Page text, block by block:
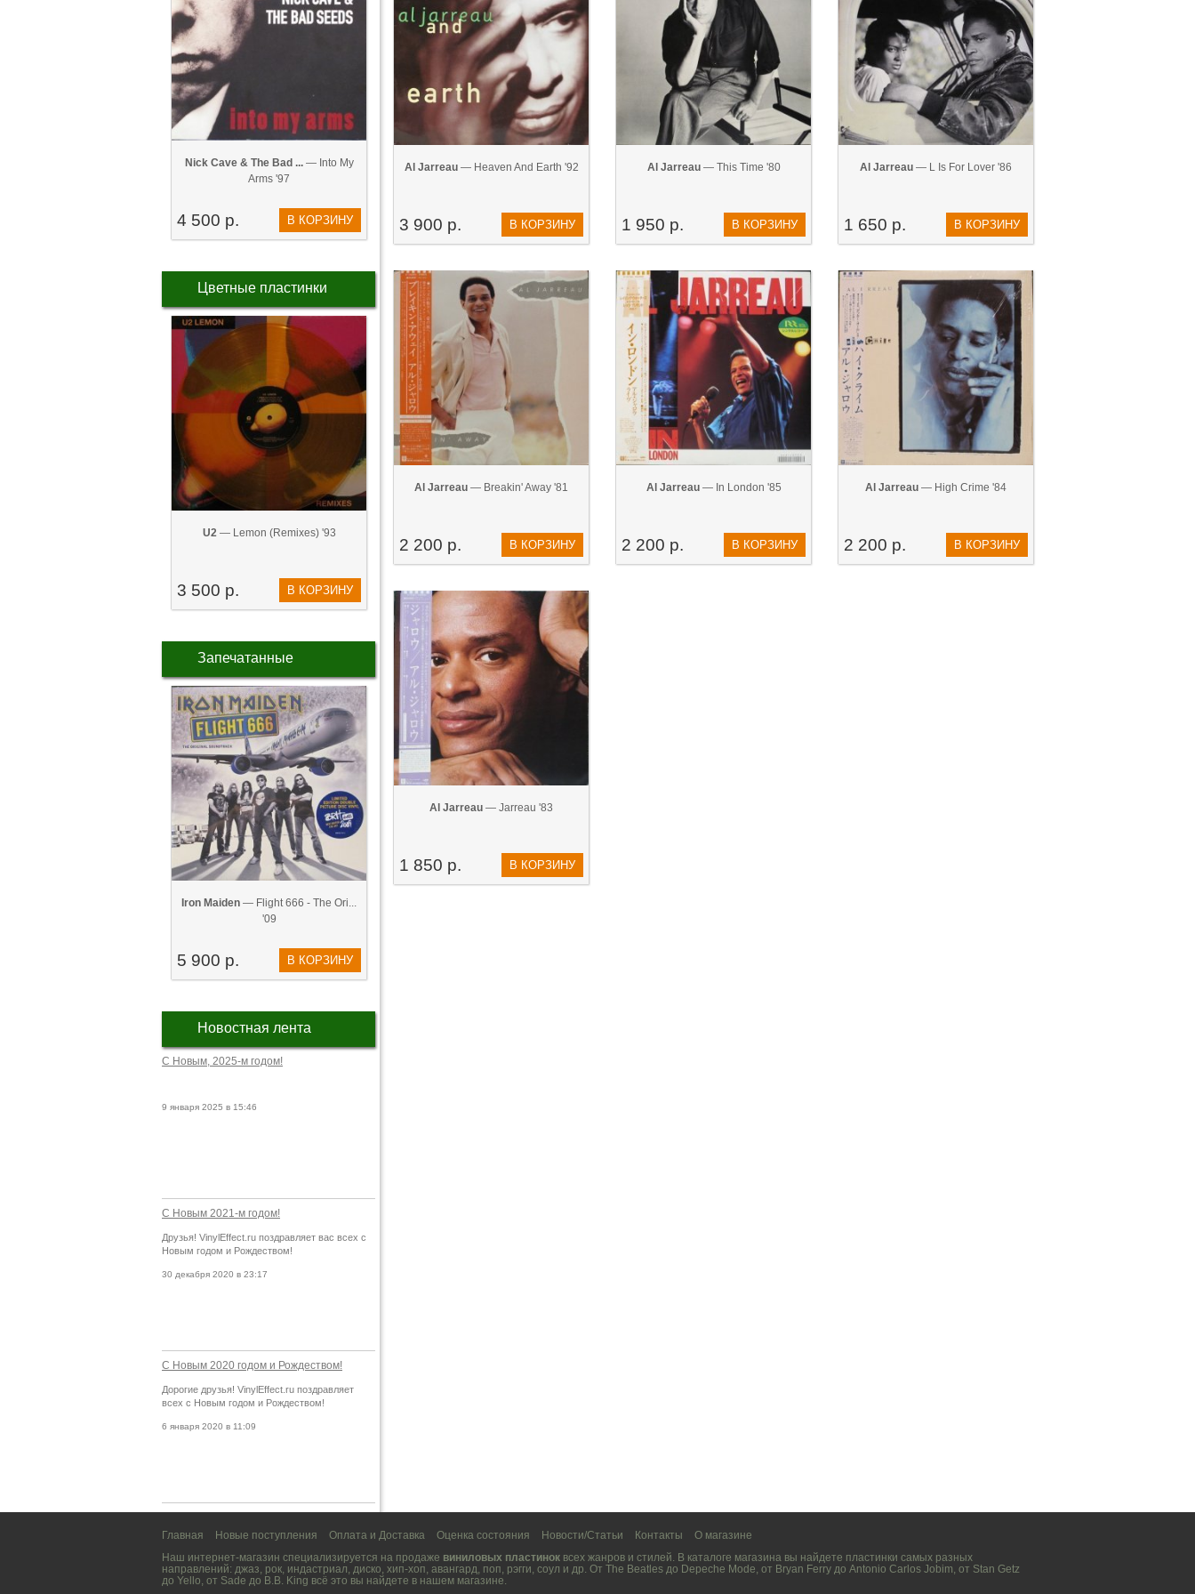
Nick Cave & The Bad ...— Into My
Arms '97
4 500 р. В КОРЗИНУ
Цветные пластинки
U2— Lemon (Remixes) '93
3 500 р. В КОРЗИНУ
Запечатанные
Iron Maiden — Flight 666 - The Ori...
'09
5 900 р. В КОРЗИНУ
Новостная лента
С Новым, 2025-м годом!
9 января 2025 в 15:46
С Новым 2021-м годом!
Друзья! VinylEffect.ru поздравляет вас всех с
Новым годом и Рождеством!
30 декабря 2020 в 23:17
С Новым 2020 годом и Рождеством!
Дорогие друзья! VinylEffect.ru поздравляет
всех с Новым годом и Рождеством!
6 января 2020 в 11:09
Al Jarreau— Heaven And Earth '92
3 900 р. В КОРЗИНУ
Al Jarreau— This Time '80
1 950 р. В КОРЗИНУ
Al Jarreau — L Is For Lover '86
1 650 р. В КОРЗИНУ
Al Jarreau — Breakin' Away '81
2 200 р. В КОРЗИНУ
Al Jarreau— In London '85
2 200 р. В КОРЗИНУ
Al Jarreau — High Crime '84
2 200 р. В КОРЗИНУ
Al Jarreau — Jarreau '83
1 850 р. В КОРЗИНУ
Главная Новые поступления Оплата и Доставка Оценка состояния Новости/Статьи Контакты
О магазине
Наш интернет-магазин специализируется на продаже виниловых пластинок всех жанров и стилей. В каталоге магазина вы найдете пластинки самых разных
направлений: джаз, рок, индастриал, диско, хип-хоп, авангард, поп, рэгги, соул и др. От The Beatles до Depeche Mode, от Bryan Ferry до Antonio Carlos Jobim, от Stan Getz
до Yello, от Sade до B.B. King всё это вы найдете в нашем магазине.